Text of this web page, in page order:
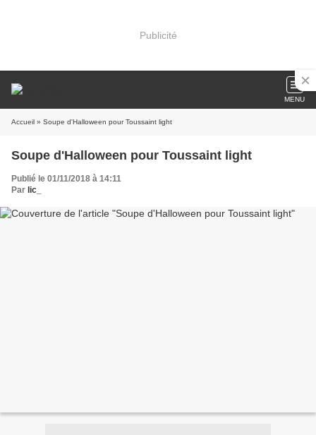
Publicité
MENU
Accueil » Soupe d'Halloween pour Toussaint light
Soupe d'Halloween pour Toussaint light
Publié le 01/11/2018 à 14:11
Par lic_